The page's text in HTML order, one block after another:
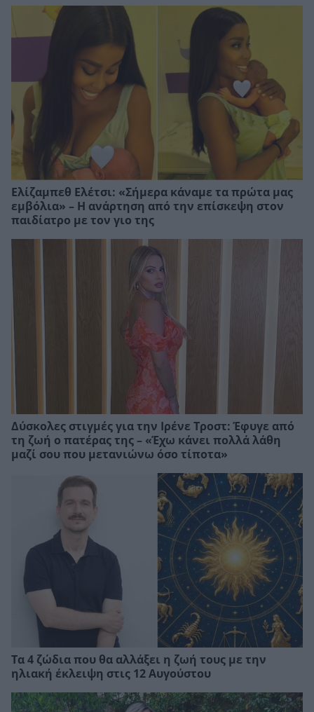
Ελίζαμπεθ Ελέτσι: «Σήμερα κάναμε τα πρώτα μας
εμβόλια» – Η ανάρτηση από την επίσκεψη στον
παιδίατρο με τον γιο της
Δύσκολες στιγμές για την Ιρένε Τροστ: Έφυγε από
τη ζωή ο πατέρας της – «Έχω κάνει πολλά λάθη
μαζί σου που μετανιώνω όσο τίποτα»
Τα 4 ζώδια που θα αλλάξει η ζωή τους με την
ηλιακή έκλειψη στις 12 Αυγούστου